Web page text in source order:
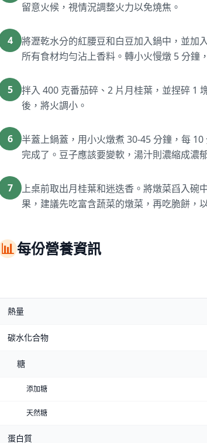
留意火候，視情況調整火力以免燒焦。
4
將瀝乾水分的紅腰豆和白豆加入鍋中，並加
所有食材均勻沾上香料。轉小火慢燉 5 分鐘
5
拌入 400 克番茄碎、2 片月桂葉，並捏碎 1
後，將火調小。
6
半蓋上鍋蓋，用小火燉煮 30-45 分鐘，每
完成了。豆子應該要變軟，湯汁則濃縮成濃
7
上桌前取出月桂葉和迷迭香。將燉菜舀入碗
果，建議先吃富含蔬菜的燉菜，再吃脆餅，
📊每份營養資訊
熱量
碳水化合物
糖
添加糖
天然糖
蛋白質